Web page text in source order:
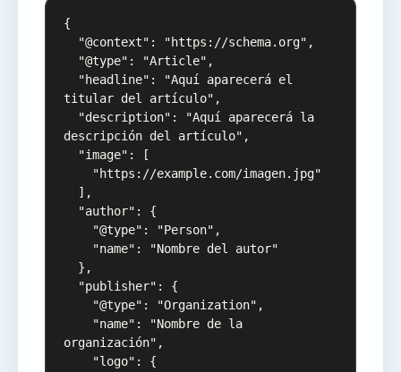
{
titular del artículo",
descripción del artículo",
organización",